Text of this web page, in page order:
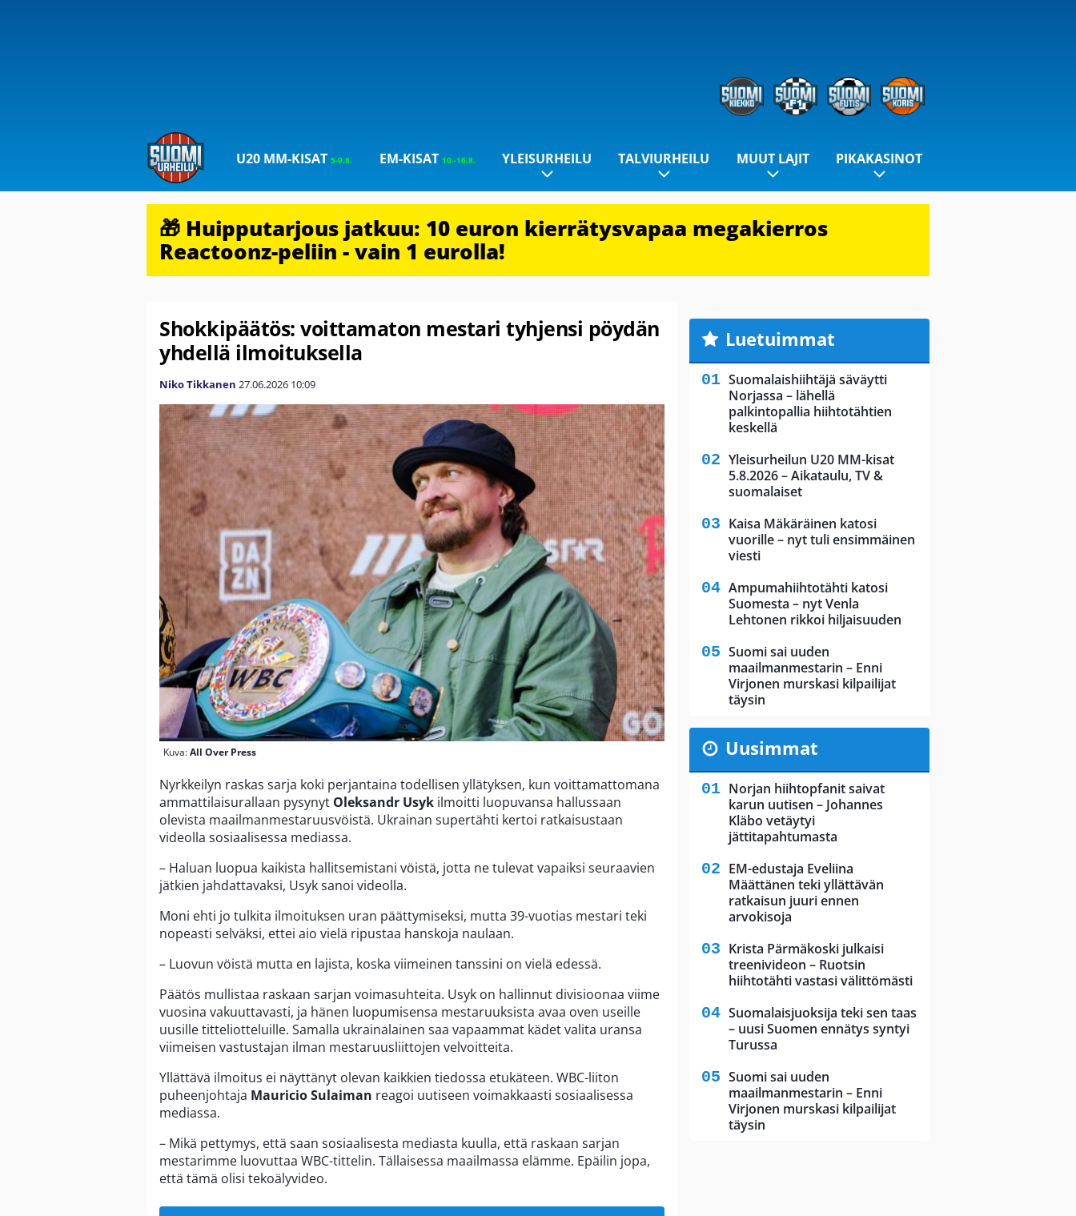
U20 MM-KISAT5-9.8. EM-KISAT 10.-16.8. YLEISURHEILU TALVIURHEILU MUUT LAJIT PIKAKASINOT
🎁 Huipputarjous jatkuu: 10 euron kierrätysvapaa megakierros
Reactoonz-peliin - vain 1 eurolla!
Shokkipäätös: voittamaton mestari tyhjensi pöydän
yhdellä ilmoituksella
Niko Tikkanen 27.06.2026 10:09
Kuva:All Over Press
Nyrkkeilyn raskas sarja koki perjantaina todellisen yllätyksen, kun voittamattomana
ammattilaisurallaan pysynyt Oleksandr Usyk ilmoitti luopuvansa hallussaan
olevista maailmanmestaruusvöistä. Ukrainan supertähti kertoi ratkaisustaan
videolla sosiaalisessa mediassa.
– Haluan luopua kaikista hallitsemistani vöistä, jotta ne tulevat vapaiksi seuraavien
jätkien jahdattavaksi, Usyk sanoi videolla.
Moni ehti jo tulkita ilmoituksen uran päättymiseksi, mutta 39-vuotias mestari teki
nopeasti selväksi, ettei aio vielä ripustaa hanskoja naulaan.
– Luovun vöistä mutta en lajista, koska viimeinen tanssini on vielä edessä.
Päätös mullistaa raskaan sarjan voimasuhteita. Usyk on hallinnut divisioonaa viime
vuosina vakuuttavasti, ja hänen luopumisensa mestaruuksista avaa oven useille
uusille titteliotteluille. Samalla ukrainalainen saa vapaammat kädet valita uransa
viimeisen vastustajan ilman mestaruusliittojen velvoitteita.
Yllättävä ilmoitus ei näyttänyt olevan kaikkien tiedossa etukäteen. WBC-liiton
puheenjohtaja Mauricio Sulaiman reagoi uutiseen voimakkaasti sosiaalisessa
mediassa.
– Mikä pettymys, että saan sosiaalisesta mediasta kuulla, että raskaan sarjan
mestarimme luovuttaa WBC-tittelin. Tällaisessa maailmassa elämme. Epäilin jopa,
että tämä olisi tekoälyvideo.
Luetuimmat
Suomalaishiihtäjä säväytti
Norjassa – lähellä
palkintopallia hiihtotähtien
keskellä
Yleisurheilun U20 MM-kisat
5.8.2026 – Aikataulu, TV &
suomalaiset
Kaisa Mäkäräinen katosi
vuorille – nyt tuli ensimmäinen
viesti
Ampumahiihtotähti katosi
Suomesta – nyt Venla
Lehtonen rikkoi hiljaisuuden
Suomi sai uuden
maailmanmestarin – Enni
Virjonen murskasi kilpailijat
täysin
Uusimmat
Norjan hiihtopfanit saivat
karun uutisen – Johannes
Kläbo vetäytyi
jättitapahtumasta
EM-edustaja Eveliina
Määttänen teki yllättävän
ratkaisun juuri ennen
arvokisoja
Krista Pärmäkoski julkaisi
treenivideon – Ruotsin
hiihtotähti vastasi välittömästi
Suomalaisjuoksija teki sen taas
– uusi Suomen ennätys syntyi
Turussa
Suomi sai uuden
maailmanmestarin – Enni
Virjonen murskasi kilpailijat
täysin